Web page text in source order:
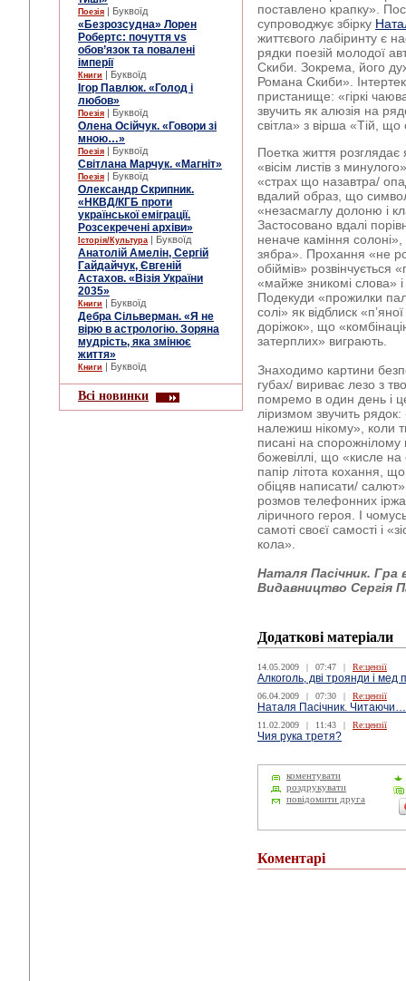
Поезія | Буквоїд
«Безрозсудна» Лорен
Робертс: почуття vs
обов’язок та повалені
імперії
Книги | Буквоїд
Ігор Павлюк. «Голод і
любов»
Поезія | Буквоїд
Олена Осійчук. «Говори зі
мною…»
Поезія | Буквоїд
Світлана Марчук. «Магніт»
Поезія | Буквоїд
Олександр Скрипник.
«НКВД/КГБ проти
української еміграції.
Розсекречені архіви»
Історія/Культура | Буквоїд
Анатолій Амелін, Сергій
Гайдайчук, Євгеній
Астахов. «Візія України
2035»
Книги | Буквоїд
Дебра Сільверман. «Я не
вірю в астрологію. Зоряна
мудрість, яка змінює
життя»
Книги | Буквоїд
Всі новинки
поставлено крапку».
супроводжує збірку
життєвого лабіринту є
рядки поезій молодої
Скиби. Зокрема, його
Романа Скиби».
пристанище: «гіркі
звучить як алюзія на
світла» з вірша «Тій,
Поетка життя розглядає
«вісім листів з
«страх що назавтра/
вдалий образ, що
«незасмаглу долоню і
Застосовано вдалі
неначе каміння солоні»,
зябра». Прохання «не
обіймів» розвінчується
«майже зникомі слова» і
Подекуди «прожилки
солі» як відблиск
доріжок», що
затерплих» виграють.
Знаходимо картини
губах/ вириває лезо з
помремо в один день і
ліризмом звучить
належиш нікому», коли
писані на спорожнілому
божевіллі, що «кисле
папір літота кохання,
обіцяв написати/
розмов телефонних
ліричного героя. І
самоті своєї самості і
кола».
Наталя Пасічник. Гра
Видавництво Сергія
Додаткові матеріали
14.05.2009 | 07:47 | Re:цензії
Алкоголь, дві троянди і мед
06.04.2009 | 07:30 | Re:цензії
Наталя Пасічник. Читаючи…
11.02.2009 | 11:43 | Re:цензії
Чия рука третя?
коментувати
роздрукувати
повідомити друга
Коментарі